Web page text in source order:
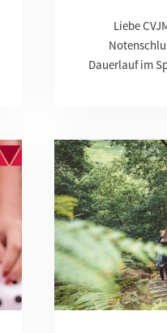
Liebe
Dauerlauf im